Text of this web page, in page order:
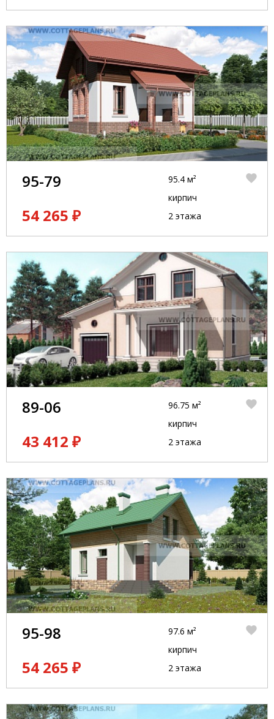
95-79
54 265 ₽
95.4 м²
кирпич
2 этажа
89-06
43 412 ₽
96.75 м²
кирпич
2 этажа
95-98
54 265 ₽
97.6 м²
кирпич
2 этажа